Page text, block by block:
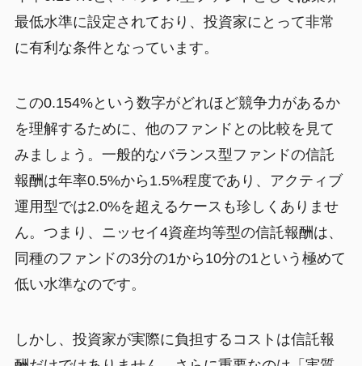
最低水準に設定されており、投資家にとって非常
に有利な条件となっています。
この0.154%という数字がどれほど競争力があるか
を理解するために、他のファンドとの比較を見て
みましょう。一般的なバランス型ファンドの信託
報酬は年率0.5%から1.5%程度であり、アクティブ
運用型では2.0%を超えるケースも珍しくありませ
ん。つまり、ニッセイ4資産均等型の信託報酬は、
同種のファンドの3分の1から10分の1という極めて
低い水準なのです。
しかし、投資家が実際に負担するコストは信託報